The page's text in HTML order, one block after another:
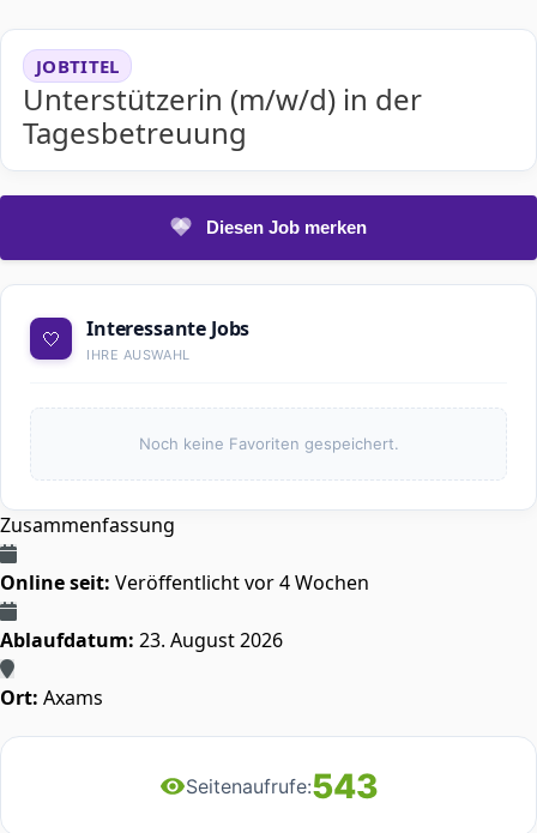
JOBTITEL
Unterstützerin (m/w/d) in der
Tagesbetreuung
Diesen Job merken
🤍 Interessante Jobs
IHRE AUSWAHL
Noch keine Favoriten gespeichert.
Zusammenfassung
Online seit: Veröffentlicht vor 4 Wochen
Ablaufdatum: 23. August 2026
Ort: Axams
Seitenaufrufe:543